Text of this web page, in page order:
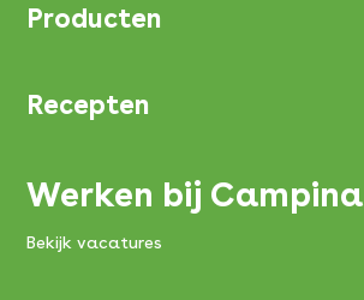
Producten
Recepten
Werken bij Campina
Bekijk vacatures